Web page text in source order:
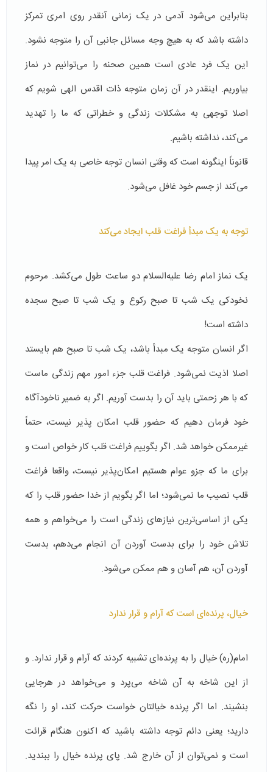
بنابراین می‌شود آدمی در یک زمانی آنقدر روی امری تمرکز
داشته باشد که به هیچ وجه مسائل جانبی آن را متوجه نشود.
این یک فرد عادی است همین صحنه را می‌توانیم در نماز
بیاوریم. اینقدر در آن زمان متوجه ذات اقدس الهی شویم که
اصلا توجهی به مشکلات زندگی و خطراتی که ما را تهدید
می‌کند، نداشته باشیم.
قانوناً اینگونه است که وقتی انسان توجه خاصی به یک امر پیدا
می‌کند از جسم خود غافل می‌شود.
توجه به یک مبدأ فراغت قلب ایجاد می‌کند
یک نماز امام رضا علیه‌السلام دو ساعت طول می‌کشد. مرحوم
نخودکی یک شب تا صبح رکوع و یک شب تا صبح سجده
داشته است!
اگر انسان متوجه یک مبدأ باشد، یک شب تا صبح هم بایستد
اصلا اذیت نمی‌شود. فراغت قلب جزء امور مهم زندگی ماست
که با هر زحمتی باید آن را بدست آوریم. اگر به ضمیر ناخودآگاه
خود فرمان دهیم که حضور قلب امکان پذیر نیست، حتماً
غیرممکن خواهد شد. اگر بگوییم فراغت قلب کار خواص است و
برای ما که جزو عوام هستیم امکان‌پذیر نیست، واقعا فراغت
قلب نصیب ما نمی‌شود؛ اما اگر بگویم از خدا حضور قلب را که
یکی از اساسی‌ترین نیازهای زندگی است را می‌خواهم و همه
تلاش خود را برای بدست آوردن آن انجام می‌دهم، بدست
آوردن آن، هم آسان و هم ممکن می‌شود.
خیال، پرنده‌ای است که آرام و قرار ندارد
امام(ره) خیال را به پرنده‌ای تشبیه کردند که آرام و قرار ندارد. و
از این شاخه به آن شاخه می‌پرد و می‌خواهد در هرجایی
بنشیند. اما اگر پرنده خیالتان خواست حرکت کند، او را نگه
دارید؛ یعنی دائم توجه داشته باشید که اکنون هنگام قرائت
است و نمی‌توان از آن خارج شد. پای پرنده خیال را ببندید.